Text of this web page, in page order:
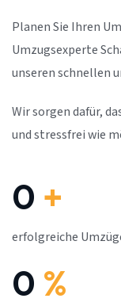
Planen Sie Ihren
Umzugsexperte
unseren schnellen
Wir sorgen dafür,
und stressfrei wie
0 +
erfolgreiche
0 %